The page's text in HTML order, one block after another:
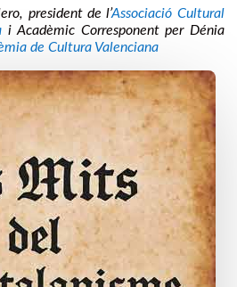
president de l’Associació Cultural
i Acadèmic Corresponent per Dénia
de Cultura Valenciana